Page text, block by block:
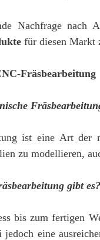
Nachfrage nach
für diesen Markt
Fräsbearbeitung
ist eine Art der
zu modellieren,
gibt es?
bis zum fertigen
eine